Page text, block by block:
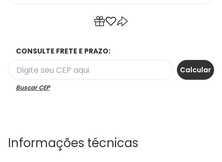
CONSULTE FRETE E PRAZO:
Buscar CEP
Informações técnicas